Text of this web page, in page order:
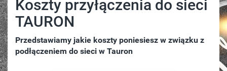
Koszty przyłączenia do sieci
TAURON
Przedstawiamy jakie koszty poniesiesz w związku z
podłączeniem do sieci w Tauron